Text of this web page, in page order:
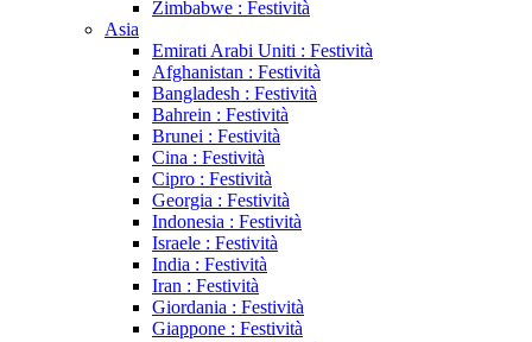
Zimbabwe : Festività
Asia
Emirati Arabi Uniti : Festività
Afghanistan : Festività
Bangladesh : Festività
Bahrein : Festività
Brunei : Festività
Cina : Festività
Cipro : Festività
Georgia : Festività
Indonesia : Festività
Israele : Festività
India : Festività
Iran : Festività
Giordania : Festività
Giappone : Festività